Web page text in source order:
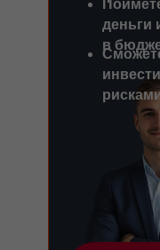
деньги
в